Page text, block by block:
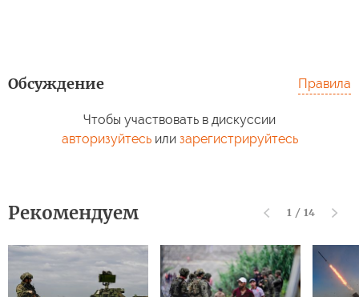
Обсуждение Правила
Чтобы участвовать в дискуссии
авторизуйтесьили зарегистрируйтесь
Рекомендуем 1 / 14